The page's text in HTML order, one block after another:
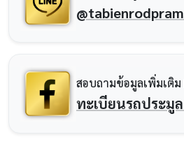
สอบถามข้อมูลเพิ่มเติม
ทะเบียนรถประมู